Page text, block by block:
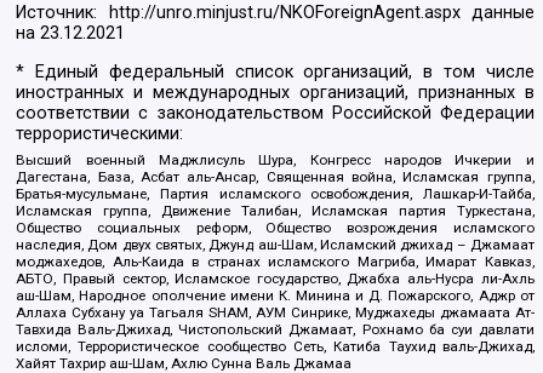
Источник: http://unro.minjust.ru/NKOForeignAgent.aspxданные
на23.12.2021
* Единый федеральный список организаций, в том числе
иностранных и международных организаций, признанных в
соответствии с законодательством Российской Федерации
террористическими:
Высший военный Маджлисуль Шура, Конгресс народов Ичкерии и
Дагестана, База, Асбат аль-Ансар, Священная война, Исламская группа,
Братья-мусульмане, Партия исламского освобождения, Лашкар-И-Тайба,
Исламская группа, Движение Талибан, Исламская партия Туркестана,
Общество социальных реформ, Общество возрождения исламского
наследия, Дом двух святых, Джунд аш-Шам, Исламский джихад – Джамаат
моджахедов, Аль-Каида в странах исламского Магриба, Имарат Кавказ,
АБТО, Правый сектор, Исламское государство, Джабха аль-Нусра ли-Ахль
аш-Шам, Народное ополчение имени К. Минина и Д. Пожарского, Аджр от
Аллаха Субхану уа Тагьаля SHAM, АУМ Синрике, Муджахеды джамаата Ат-
Тавхида Валь-Джихад, Чистопольский Джамаат, Рохнамо ба суи давлати
исломи, Террористическое сообщество Сеть, Катиба Таухид валь-Джихад,
Хайят Тахрир аш-Шам, Ахлю Сунна Валь Джамаа